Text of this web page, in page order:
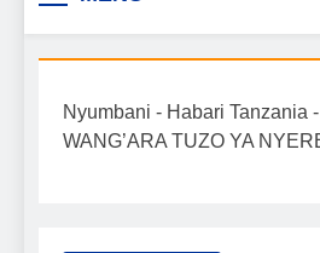
Tanzania
kilimo, mitindo, na
mafanikio yako.
Nyumbani - Habari Tanzania -
WANG’ARA TUZO YA